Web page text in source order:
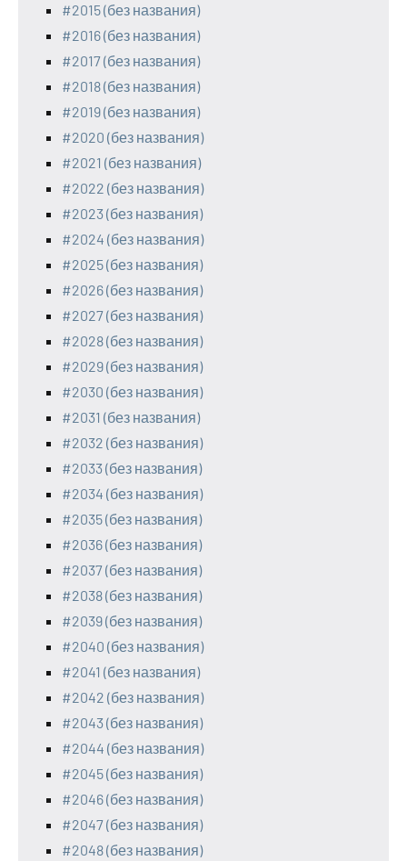
#2015 (без названия)
#2016 (без названия)
#2017 (без названия)
#2018 (без названия)
#2019 (без названия)
#2020 (без названия)
#2021 (без названия)
#2022 (без названия)
#2023 (без названия)
#2024 (без названия)
#2025 (без названия)
#2026 (без названия)
#2027 (без названия)
#2028 (без названия)
#2029 (без названия)
#2030 (без названия)
#2031 (без названия)
#2032 (без названия)
#2033 (без названия)
#2034 (без названия)
#2035 (без названия)
#2036 (без названия)
#2037 (без названия)
#2038 (без названия)
#2039 (без названия)
#2040 (без названия)
#2041 (без названия)
#2042 (без названия)
#2043 (без названия)
#2044 (без названия)
#2045 (без названия)
#2046 (без названия)
#2047 (без названия)
#2048 (без названия)